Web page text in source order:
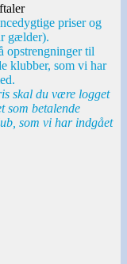
priser og
gælder).
opstrengninger til
klubber, som vi har
skal du være logget
som betalende
som vi har indgået